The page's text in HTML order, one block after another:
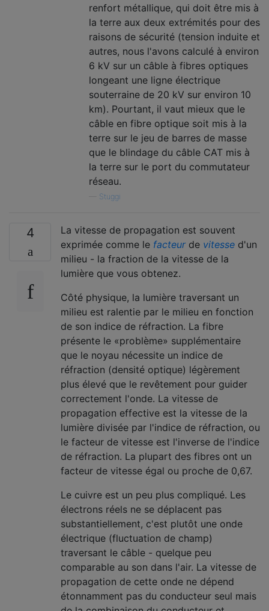
renfort métallique, qui doit être mis à
la terre aux deux extrémités pour des
raisons de sécurité (tension induite et
autres, nous l'avons calculé à environ
6 kV sur un câble à fibres optiques
longeant une ligne électrique
souterraine de 20 kV sur environ 10
km). Pourtant, il vaut mieux que le
câble en fibre optique soit mis à la
terre sur le jeu de barres de masse
que le blindage du câble CAT mis à
la terre sur le port du commutateur
réseau.
Stuggi
4
La vitesse de propagation est souvent
exprimée comme le facteurde vitesse d'un
milieu - la fraction de la vitesse de la
lumière que vous obtenez.
Côté physique, la lumière traversant un
milieu est ralentie par le milieu en fonction
de son indice de réfraction. La fibre
présente le «problème» supplémentaire
que le noyau nécessite un indice de
réfraction (densité optique) légèrement
plus élevé que le revêtement pour guider
correctement l'onde. La vitesse de
propagation effective est la vitesse de la
lumière divisée par l'indice de réfraction, ou
le facteur de vitesse est l'inverse de l'indice
de réfraction. La plupart des fibres ont un
facteur de vitesse égal ou proche de 0,67.
Le cuivre est un peu plus compliqué. Les
électrons réels ne se déplacent pas
substantiellement, c'est plutôt une onde
électrique (fluctuation de champ)
traversant le câble - quelque peu
comparable au son dans l'air. La vitesse de
propagation de cette onde ne dépend
étonnamment pas du conducteur seul mais